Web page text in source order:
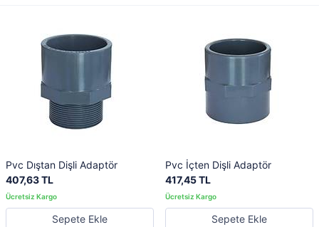
Pvc Dıştan Dişli Adaptör
407,63 TL
Sepete Ekle
Pvc İçten Dişli Adaptör
417,45 TL
Sepete Ekle